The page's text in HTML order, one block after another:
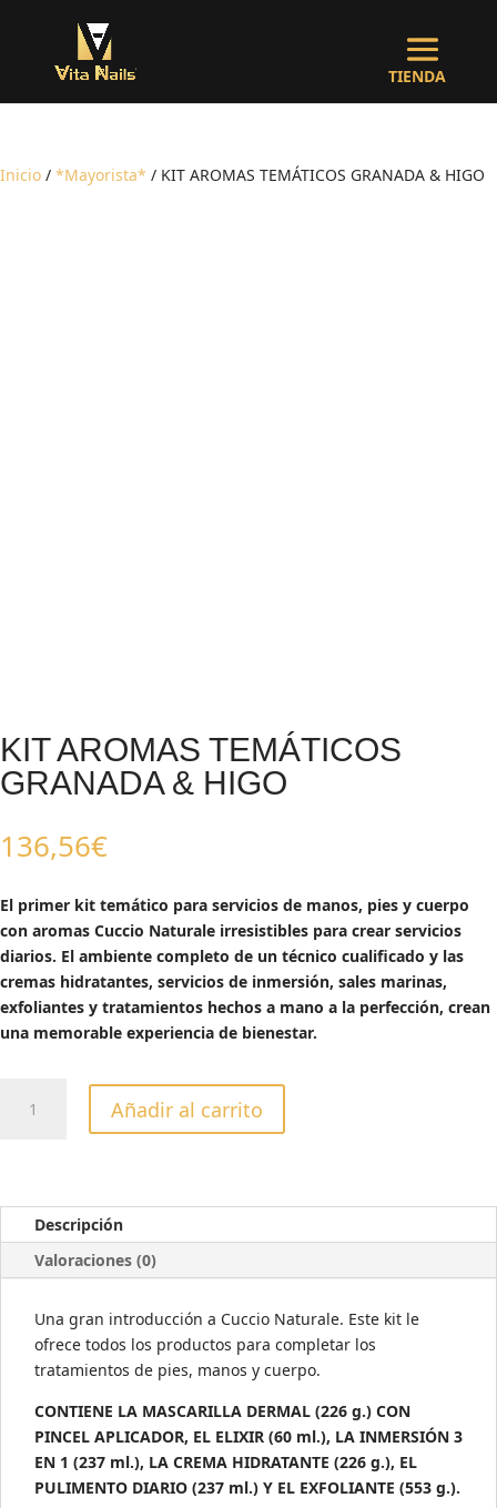
Inicio / *Mayorista* / KIT AROMAS TEMÁTICOS GRANADA & HIGO
KIT AROMAS TEMÁTICOS
GRANADA & HIGO
136,56€
El primer kit temático para servicios de manos, pies y cuerpo
con aromas Cuccio Naturale irresistibles para crear servicios
diarios. El ambiente completo de un técnico cualificado y las
cremas hidratantes, servicios de inmersión, sales marinas,
exfoliantes y tratamientos hechos a mano a la perfección, crean
una memorable experiencia de bienestar.
AROMAS
HIGO
cantidad
Añadir al carrito
Descripción
Valoraciones (0)
Una gran introducción a Cuccio Naturale. Este kit le
ofrece todos los productos para completar los
tratamientos de pies, manos y cuerpo.
CONTIENE LA MASCARILLA DERMAL (226 g.) CON
PINCEL APLICADOR, EL ELIXIR (60 ml.), LA INMERSIÓN 3
EN 1 (237 ml.), LA CREMA HIDRATANTE (226 g.), EL
PULIMENTO DIARIO (237 ml.) Y EL EXFOLIANTE (553 g.).